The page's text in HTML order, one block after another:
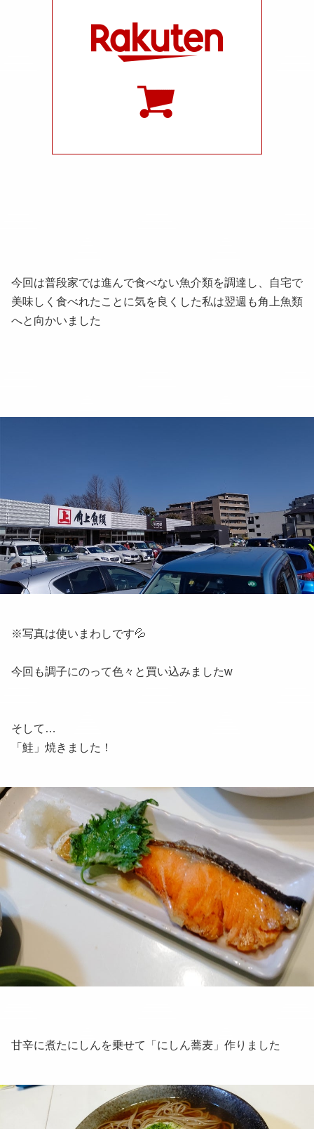
今回は普段家では進んで食べない魚介類を調達し、自宅で
美味しく食べれたことに気を良くした私は翌週も角上魚類
へと向かいました
※写真は使いまわしです💦
今回も調子にのって色々と買い込みましたw
そして…
「鮭」焼きました！
甘辛に煮たにしんを乗せて「にしん蕎麦」作りました